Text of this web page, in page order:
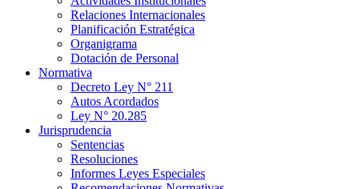
Relaciones Internacionales
Planificación Estratégica
Organigrama
Dotación de Personal
Normativa
Decreto Ley N° 211
Autos Acordados
Ley N° 20.285
Jurisprudencia
Sentencias
Resoluciones
Informes Leyes Especiales